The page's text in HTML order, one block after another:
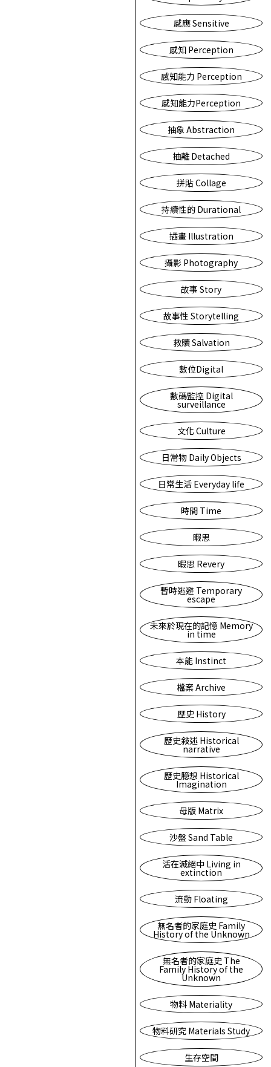
感應 Sensitive
感知 Perception
感知能力 Perception
感知能力Perception
抽象 Abstraction
抽離 Detached
拼貼 Collage
持續性的 Durational
插畫 Illustration
攝影 Photography
故事 Story
故事性 Storytelling
救贖 Salvation
數位Digital
數碼監控 Digital
surveillance
文化 Culture
日常物 Daily Objects
日常生活 Everyday life
時間 Time
暇思
暇思 Revery
暫時逃避 Temporary
escape
未來於現在的記憶 Memory
in time
本能 Instinct
檔案 Archive
歷史 History
歷史敍述 Historical
narrative
歷史臆想 Historical
Imagination
母版 Matrix
沙盤 Sand Table
活在滅絕中 Living in
extinction
流動 Floating
無名者的家庭史 Family
History of the Unknown
無名者的家庭史 The
Family History of the
Unknown
物料 Materiality
物料研究 Materials Study
生存空間